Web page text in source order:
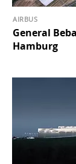
General
Hamburg
AIRBUS